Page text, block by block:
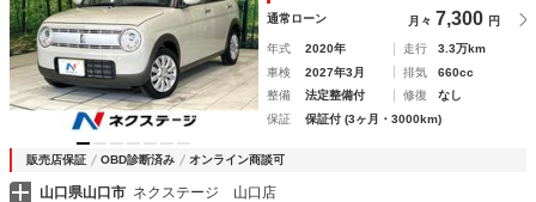
通常ローン 月々 7,300 円
年式 2020年 走行
3.3万km
車検
2027年3月 排気
660cc
整備
法定整備付 修復
なし
保証
保証付 (3ヶ月・3000km)
販売店保証 OBD診断済み オンライン商談可
山口県山口市 ネクステージ 山口店